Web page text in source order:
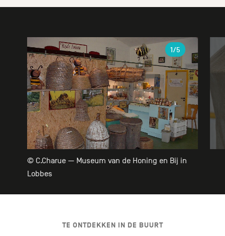
© C.Charue — Museum van de Honing en Bij in
Lobbes
1/5
TE ONTDEKKEN IN DE BUURT